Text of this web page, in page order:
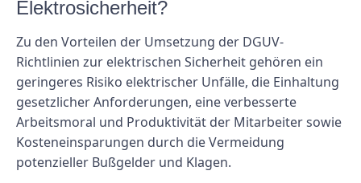
Elektrosicherheit?
Zu den Vorteilen der Umsetzung der DGUV-
Richtlinien zur elektrischen Sicherheit gehören ein
geringeres Risiko elektrischer Unfälle, die Einhaltung
gesetzlicher Anforderungen, eine verbesserte
Arbeitsmoral und Produktivität der Mitarbeiter sowie
Kosteneinsparungen durch die Vermeidung
potenzieller Bußgelder und Klagen.